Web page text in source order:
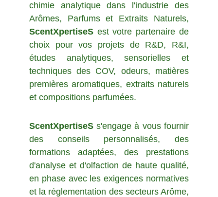
chimie analytique dans l'industrie des
Arômes, Parfums et Extraits Naturels,
ScentXpertiseS est votre partenaire de
choix pour vos projets de R&D, R&I,
études analytiques, sensorielles et
techniques des COV, odeurs, matières
premières aromatiques, extraits naturels
et compositions parfumées.
ScentXpertiseS s'engage à vous fournir
des conseilspersonnalisés, des
formations adaptées, des prestations
d'analyse et d'olfaction de haute qualité,
en phase avec les exigences normatives
et la réglementation des secteurs Arôme,